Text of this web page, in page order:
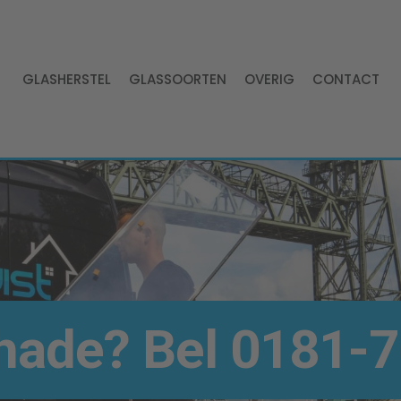
GLASHERSTEL GLASSOORTEN OVERIG CONTACT
Bel 0181-